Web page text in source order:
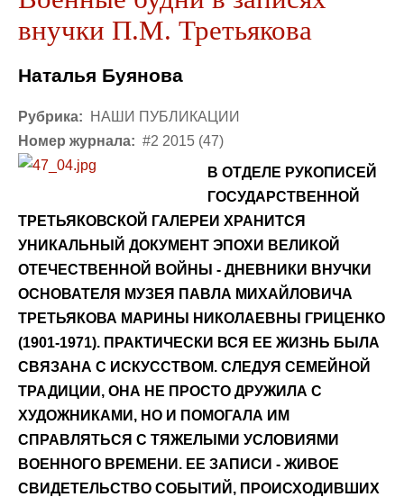
внучки П.М. Третьякова
Наталья Буянова
Рубрика:
НАШИ ПУБЛИКАЦИИ
Номер журнала: #2 2015 (47)
В ОТДЕЛЕ РУКОПИСЕЙ
ГОСУДАРСТВЕННОЙ
ТРЕТЬЯКОВСКОЙ ГАЛЕРЕИ ХРАНИТСЯ
УНИКАЛЬНЫЙ ДОКУМЕНТ ЭПОХИ ВЕЛИКОЙ
ОТЕЧЕСТВЕННОЙ ВОЙНЫ - ДНЕВНИКИ ВНУЧКИ
ОСНОВАТЕЛЯ МУЗЕЯ ПАВЛА МИХАЙЛОВИЧА
ТРЕТЬЯКОВА МАРИНЫ НИКОЛАЕВНЫ ГРИЦЕНКО
(1901-1971). ПРАКТИЧЕСКИ ВСЯ ЕЕ ЖИЗНЬ БЫЛА
СВЯЗАНА С ИСКУССТВОМ. СЛЕДУЯ СЕМЕЙНОЙ
ТРАДИЦИИ, ОНА НЕ ПРОСТО ДРУЖИЛА С
ХУДОЖНИКАМИ, НО И ПОМОГАЛА ИМ
СПРАВЛЯТЬСЯ С ТЯЖЕЛЫМИ УСЛОВИЯМИ
ВОЕННОГО ВРЕМЕНИ. ЕЕ ЗАПИСИ - ЖИВОЕ
СВИДЕТЕЛЬСТВО СОБЫТИЙ, ПРОИСХОДИВШИХ